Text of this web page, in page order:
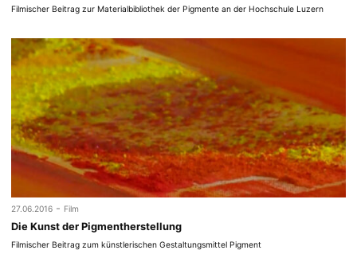
Filmischer Beitrag zur Materialbibliothek der Pigmente an der Hochschule Luzern
27.06.2016 - Film
Die Kunst der Pigmentherstellung
Filmischer Beitrag zum künstlerischen Gestaltungsmittel Pigment